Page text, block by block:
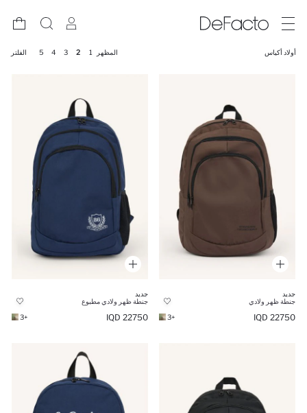
أولاد أكياس المظهر 1
2
3
4
5 الفلتر
جديد
جنطة ظهر ولادي
22750 IQD
+3
جديد
جنطة ظهر ولادي مطبوع
22750 IQD
+3